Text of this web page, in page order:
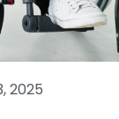
2025